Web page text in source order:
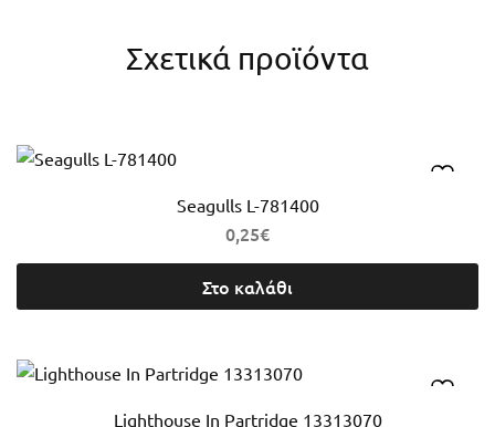
Σχετικά προϊόντα
Seagulls L-781400
0,25€
Στο καλάθι
Lighthouse In Partridge 13313070